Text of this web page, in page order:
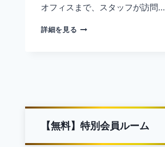
オフィスまで、スタッフが訪問…
詳細を見る 【詳
～
頭
を
ス
【無料】特別会員ルーム